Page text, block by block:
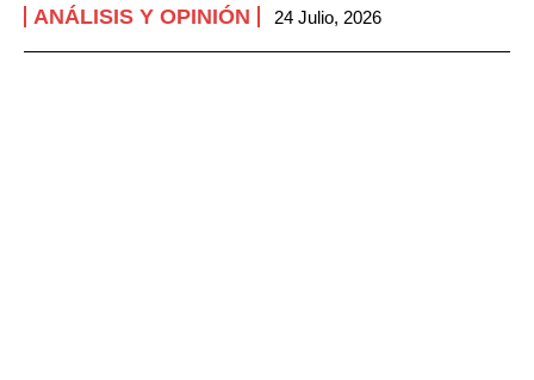
ANÁLISIS Y OPINIÓN 24 Julio, 2026